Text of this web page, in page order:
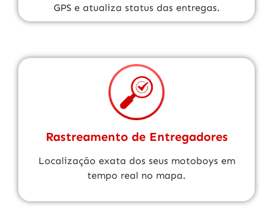
GPS e atualiza status das entregas.
Rastreamento de Entregadores
Localização exata dos seus motoboys em
tempo real no mapa.